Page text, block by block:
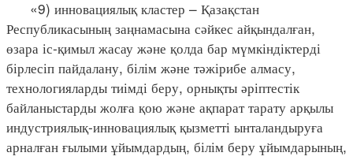
«9) инновациялық кластер – Қазақстан
Республикасының заңнамасына сәйкес айқындалған,
өзара іс-қимыл жасау және қолда бар мүмкіндіктерді
бірлесіп пайдалану, білім және тәжірибе алмасу,
технологияларды тиімді беру, орнықты әріптестік
байланыстарды жолға қою және ақпарат тарату арқылы
индустриялық-инновациялық қызметті ынталандыруға
арналған ғылыми ұйымдардың, білім беру ұйымдарының,